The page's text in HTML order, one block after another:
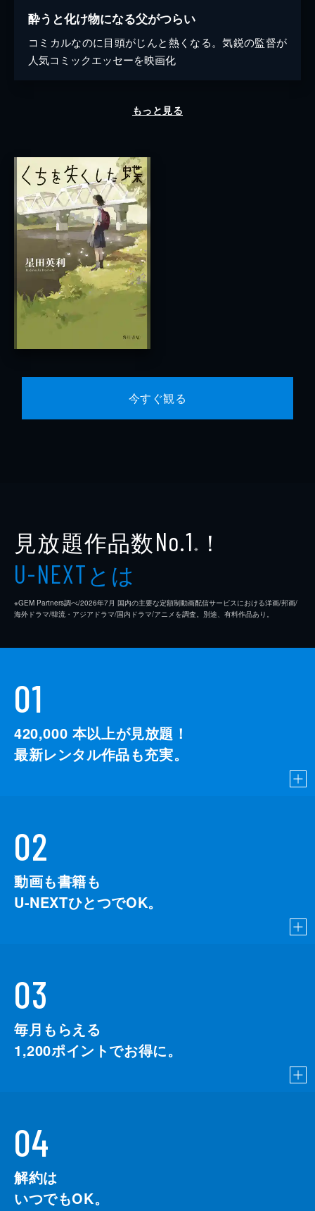
酔うと化け物になる父がつらい
コミカルなのに目頭がじんと熱くなる。気鋭の監督が
人気コミックエッセーを映画化
もっと見る
今すぐ観る
見放題作品数No.1 ※ ！
U-NEXTとは
※GEM Partners調べ/2026年7⽉ 国内の主要な定額制動画配信サービスにおける洋画/邦画/
海外ドラマ/韓流・アジアドラマ/国内ドラマ/アニメを調査。別途、有料作品あり。
01
420,000 本以上が見放題！
最新レンタル作品も充実。
02
動画も書籍も
U-NEXTひとつでOK。
03
毎月もらえる
1,200ポイントでお得に。
04
解約は
いつでもOK。